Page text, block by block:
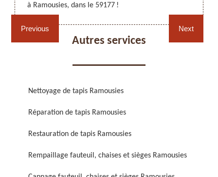
Rempaillage fauteuil,
chaises et sièges 59
Cannage fauteuil, chaises
et sièges 59
chaise et siège 59
chaise et siège 59
Previous
à Ramousies, dans le 59177 !
Next
Autres services
Nettoyage de tapis Ramousies
Réparation de tapis Ramousies
Restauration de tapis Ramousies
Rempaillage fauteuil, chaises et sièges Ramousies